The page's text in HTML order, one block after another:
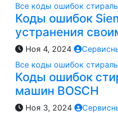
Все коды ошибок
Коды ошибок
устранения
Ноя 4, 2024
Все коды ошибок
Коды ошибок
машин BOSCH
Ноя 3, 2024